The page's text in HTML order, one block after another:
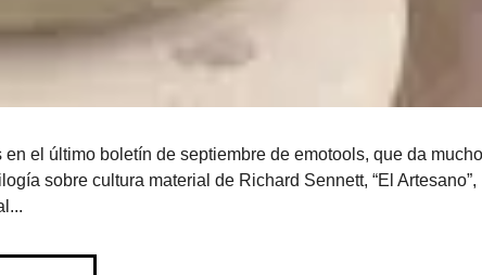
el último boletín de septiembre de emotools, que da mucho
sobre cultura material de Richard Sennett, “El Artesano”,